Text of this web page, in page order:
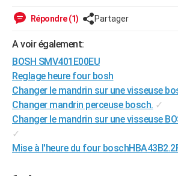
Guides de France
Escapades
Patrimoine
Expositions
Musées
Week-end nature
LIFESTYLE
SANTE
Alimentation
Guide de la santé
Maladies
Médicaments
Sommeil
VOYAGE
Destinations
City break
Voyage nature
Voyage de noces
Forum
Climat
+PHOTO
GUIDES D'ACHAT
BONS PLANS
Répondre (1) Partager
A voir également:
BOSH SMV401E00EU
Reglage heure four bosh
Changer le mandrin sur une visseuse
Changer mandrin perceuse bosch. ✓
Changer le mandrin sur une visseuse
✓
Mise à l'heure du four